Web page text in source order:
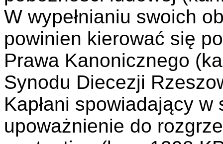
W wypełnianiu swoich
powinien kierować się
Prawa Kanonicznego
Synodu Diecezji
Kapłani spowiadający
upoważnienie do